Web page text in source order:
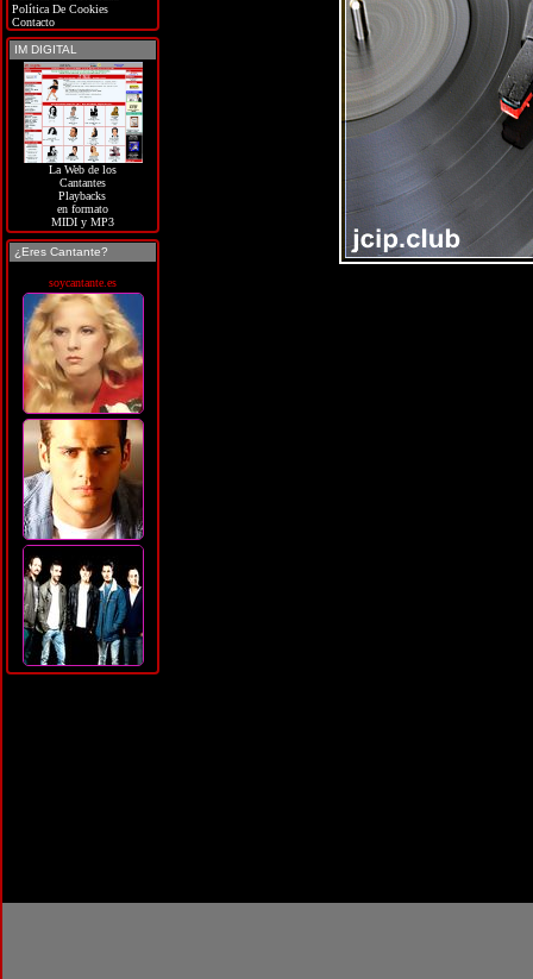
Política De Cookies
Contacto
IM DIGITAL
La Web de los
Cantantes
Playbacks
en formato
MIDI y MP3
¿Eres Cantante?
soycantante.es